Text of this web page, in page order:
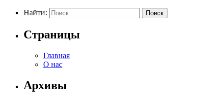
Найти:
Страницы
Главная
О нас
Архивы